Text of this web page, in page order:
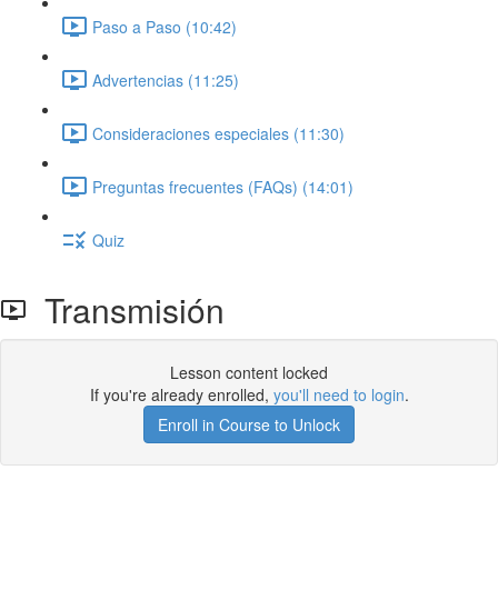
Paso a Paso (10:42)
Advertencias (11:25)
Consideraciones especiales (11:30)
Preguntas frecuentes (FAQs) (14:01)
Quiz
Transmisión
Lesson content locked
If you're already enrolled, you'll need to login.
Enroll in Course to Unlock